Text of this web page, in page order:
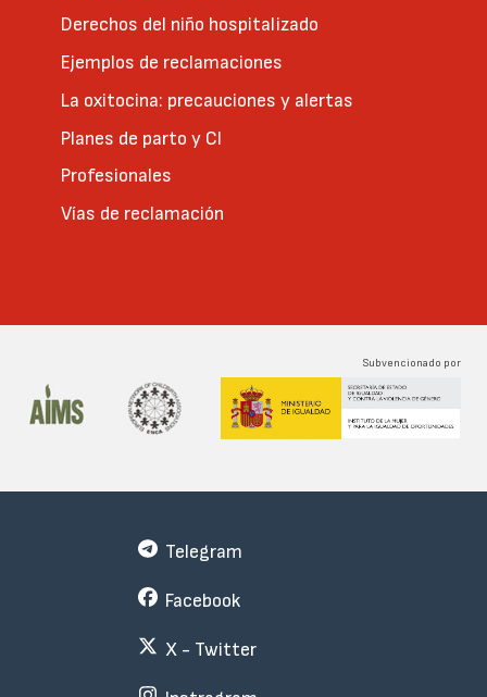
Derechos del niño hospitalizado
Ejemplos de reclamaciones
La oxitocina: precauciones y alertas
Planes de parto y CI
Profesionales
Vías de reclamación
Subvencionado por
Telegram
Facebook
X - Twitter